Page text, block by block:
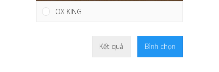
OX KING
Kết quả Bình chọn